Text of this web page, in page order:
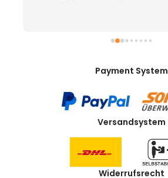
Payment System
Versandsystem
Widerrufsrecht